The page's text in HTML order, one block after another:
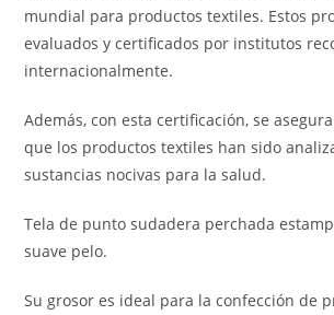
mundial para productos textiles. Estos
evaluados y certificados por institutos
internacionalmente.
Además, con esta certificación, se
que los productos textiles han sido
sustancias nocivas para la salud.
Tela de punto sudadera perchada
suave pelo.
Su grosor es ideal para la confección de